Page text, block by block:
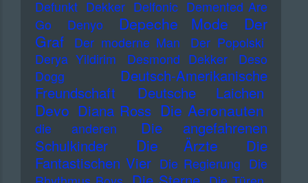
Defunkt Dekker Delfonic Demented Are
Go
Denyo Depeche Mode
Der
Graf
Der moderne Man
Der Popolski
Derya Yildirim
Desmond Dekker
Deso
Dogg
Deutsch-Amerikanische
Freundschaft
Deutsche Laichen
Devo Diana Ross Die Aeronauten
die anderen
Die angefahrenen
Schulkinder
Die Ärzte
Die
Fantastischen Vier Die Regierung Die